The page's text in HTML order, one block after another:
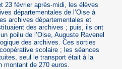
23 février après-midi, les élèves
départementales de l’Oise à
archives départementales et
des archives ; puis, ils ont
poilu de l’Oise, Auguste Ravenel
des archives. Ces sorties
scolaire ; les séances
seul le transport était à la
montant de 270 euros.